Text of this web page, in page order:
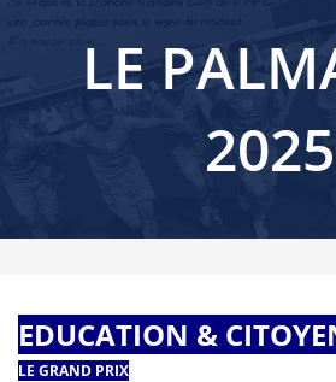
LE
2025
EDUCATION &
LE GRAND PRIX